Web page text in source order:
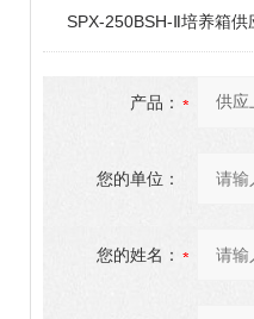
SPX-250BSH-Ⅱ培养箱
产品：
您的单位：
您的姓名：